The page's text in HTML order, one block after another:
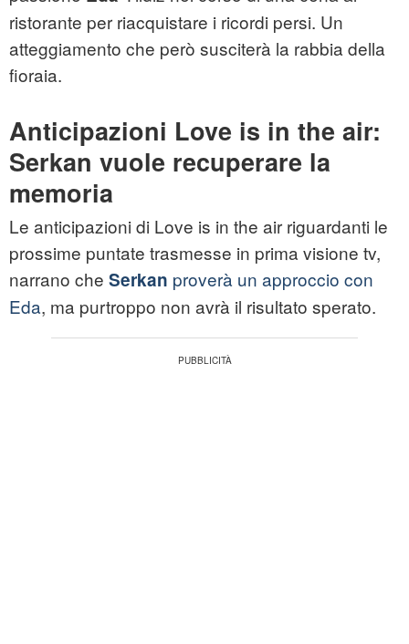
ristorante per riacquistare i ricordi persi. Un
atteggiamento che però susciterà la rabbia della
fioraia.
Anticipazioni Love is in the air:
Serkan vuole recuperare la
memoria
Le anticipazioni di Love is in the air riguardanti le
prossime puntate trasmesse in prima visione tv,
narrano che Serkan proverà un approccio con
Eda, ma purtroppo non avrà il risultato sperato.